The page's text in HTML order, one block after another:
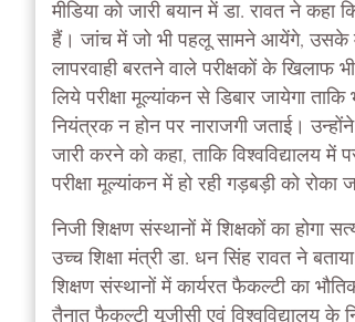
मीडिया को जारी बयान में डा. रावत ने
हैं। जांच में जो भी पहलू सामने आयेंगे, उसके
लापरवाही बरतने वाले परीक्षकों के खिलाफ
लिये परीक्षा मूल्यांकन से डिबार जायेगा ताकि
नियंत्रक न होन पर नाराजगी जताई।
जारी करने को कहा, ताकि विश्वविद्यालय
परीक्षा मूल्यांकन में हो रही गड़बड़ी को रोका
निजी शिक्षण संस्थानों में शिक्षकों का होगा
उच्च शिक्षा मंत्री डा. धन सिंह रावत ने
शिक्षण संस्थानों में कार्यरत फैकल्टी का
तैनात फैकल्टी यूजीसी एवं विश्वविद्यालय